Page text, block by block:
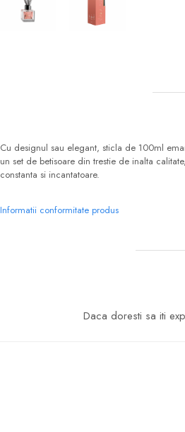
Cu designul sau elegant, sticla de 100ml
un set de betisoare din trestie de inalta
constanta si incantatoare.
Informatii conformitate produs
Daca doresti sa iti